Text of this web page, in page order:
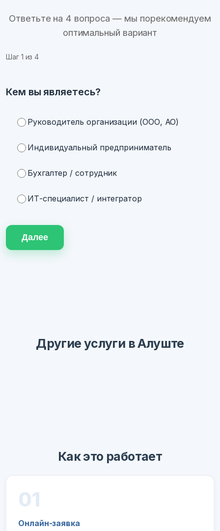
Ответьте на 4 вопроса — мы порекомендуем
оптимальный вариант
Шаг 1 из 4
Кем вы являетесь?
Руководитель организации (ООО, АО)
Индивидуальный предприниматель
Бухгалтер / сотрудник
ИТ-специалист / интегратор
Далее
Другие услуги в Алуште
Как это работает
01
Онлайн-заявка